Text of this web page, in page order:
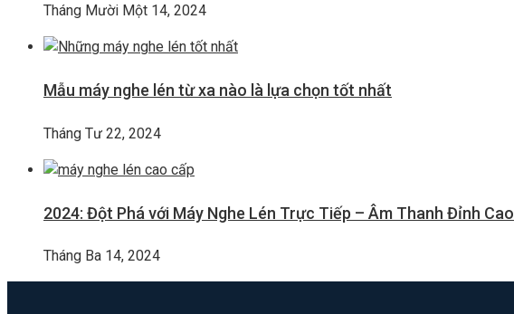
Tháng Mười Một 14, 2024
Mẫu máy nghe lén từ xa nào là lựa chọn tốt nhất
Tháng Tư 22, 2024
2024: Đột Phá với Máy Nghe Lén Trực Tiếp – Âm Thanh Đỉnh Cao
Tháng Ba 14, 2024